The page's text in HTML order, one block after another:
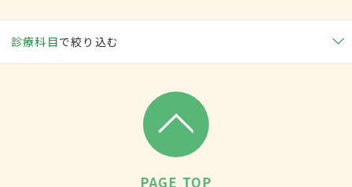
診療科目で絞り込む
PAGE TOP